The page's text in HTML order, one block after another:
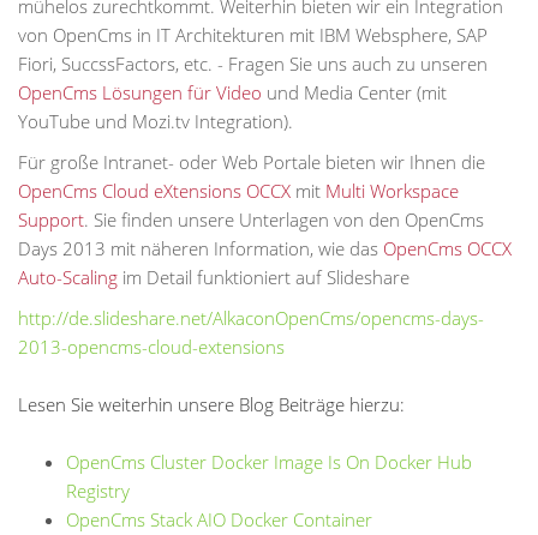
mühelos zurechtkommt. Weiterhin bieten wir ein Integration
von OpenCms in IT Architekturen mit IBM Websphere, SAP
Fiori, SuccssFactors, etc. - Fragen Sie uns auch zu unseren
OpenCms Lösungen für Video und Media Center (mit
YouTube und Mozi.tv Integration).
Für große Intranet- oder Web Portale bieten wir Ihnen die
OpenCms Cloud eXtensions OCCX mit Multi Workspace
Support. Sie finden unsere Unterlagen von den OpenCms
Days 2013 mit näheren Information, wie das OpenCms OCCX
Auto-Scaling im Detail funktioniert auf Slideshare
http://de.slideshare.net/AlkaconOpenCms/opencms-days-
2013-opencms-cloud-extensions
Lesen Sie weiterhin unsere Blog Beiträge hierzu:
OpenCms Cluster Docker Image Is On Docker Hub
Registry
OpenCms Stack AIO Docker Container